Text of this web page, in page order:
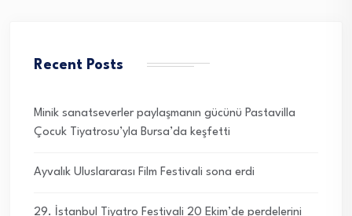
Recent Posts
Minik sanatseverler paylaşmanın gücünü Pastavilla
Çocuk Tiyatrosu’yla Bursa’da keşfetti
Ayvalık Uluslararası Film Festivali sona erdi
29. İstanbul Tiyatro Festivali 20 Ekim’de perdelerini